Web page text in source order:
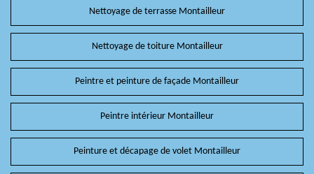
Nettoyage de terrasse Montailleur
Nettoyage de toiture Montailleur
Peintre et peinture de façade Montailleur
Peintre intérieur Montailleur
Peinture et décapage de volet Montailleur